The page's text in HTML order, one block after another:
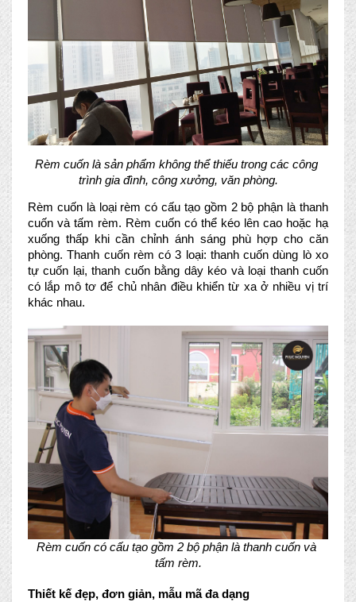
Rèm cuốn là sản phẩm không thể thiếu trong các công
trình gia đình, công xưởng, văn phòng.
Rèm cuốn là loại rèm có cấu tạo gồm 2 bộ phận là thanh
cuốn và tấm rèm. Rèm cuốn có thể kéo lên cao hoặc hạ
xuống thấp khi cần chỉnh ánh sáng phù hợp cho căn
phòng. Thanh cuốn rèm có 3 loại: thanh cuốn dùng lò xo
tự cuốn lại, thanh cuốn bằng dây kéo và loại thanh cuốn
có lắp mô tơ để chủ nhân điều khiển từ xa ở nhiều vị trí
khác nhau.
Rèm cuốn có cấu tạo gồm 2 bộ phận là thanh cuốn và
tấm rèm.
Thiết kế đẹp, đơn giản, mẫu mã đa dạng